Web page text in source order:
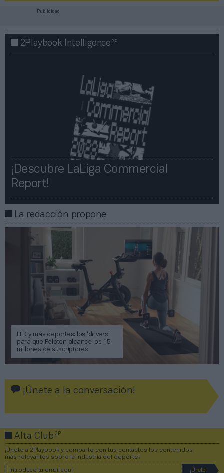
Publicidad
2Playbook Intelligence2P
¡Descubre LaLiga Commercial
Report!​​
La redacción propone
I+D y más deportes: los ‘drivers’
para que Peloton alcance los 15
millones de suscriptores
¡Únete a la conversación!
Alta Club2P
¡Únete a 2Playbook y comparte con tus contactos los contenidos
más relevantes sobre la industria del deporte!